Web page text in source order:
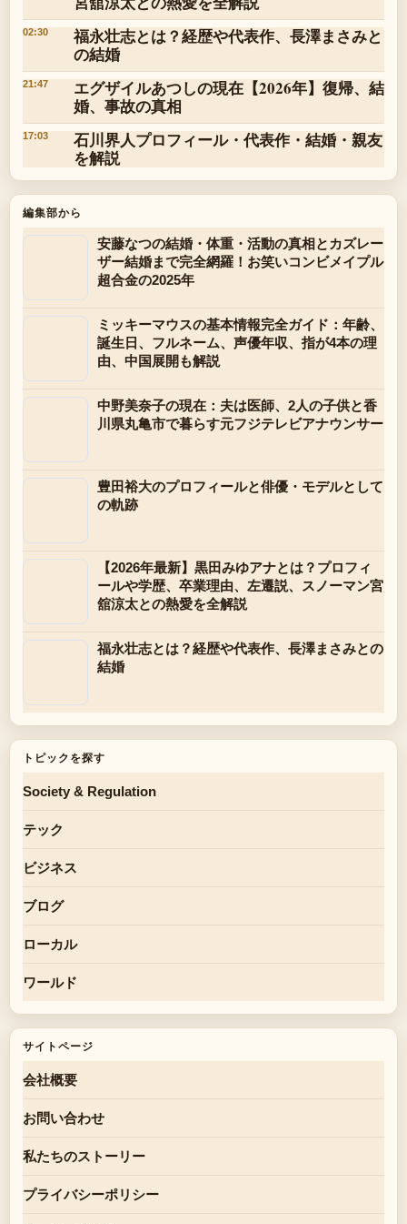
02:30
福永壮志とは？経歴や代表作、長澤まさみと
の結婚
21:47
エグザイルあつしの現在【2026年】復帰、結
婚、事故の真相
17:03
石川界人プロフィール・代表作・結婚・親友
を解説
編集部から
安藤なつの結婚・体重・活動の真相とカズレー
ザー結婚まで完全網羅！お笑いコンビメイプル
超合金の2025年
ミッキーマウスの基本情報完全ガイド：年齢、
誕生日、フルネーム、声優年収、指が4本の理
由、中国展開も解説
中野美奈子の現在：夫は医師、2人の子供と香
川県丸亀市で暮らす元フジテレビアナウンサー
豊田裕大のプロフィールと俳優・モデルとして
の軌跡
【2026年最新】黒田みゆアナとは？プロフィ
ールや学歴、卒業理由、左遷説、スノーマン宮
舘涼太との熱愛を全解説
福永壮志とは？経歴や代表作、長澤まさみとの
結婚
トピックを探す
Society & Regulation
テック
ビジネス
ブログ
ローカル
ワールド
サイトページ
会社概要
お問い合わせ
私たちのストーリー
プライバシーポリシー